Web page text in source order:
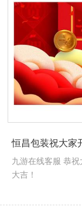
恒昌包装祝大家
九游在线客服 恭
大吉！